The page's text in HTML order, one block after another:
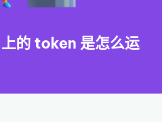
的 token 是怎么运